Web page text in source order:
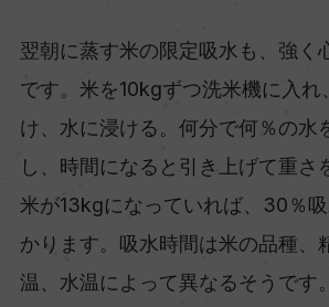
翌朝に蒸す米の限定吸水も、強く
です。米を10kgずつ洗米機に入れ
け、水に浸ける。何分で何％の水
し、時間になると引き上げて重さ
米が13kgになっていれば、30％
かります。吸水時間は米の品種、
温、水温によって異なるそうです。